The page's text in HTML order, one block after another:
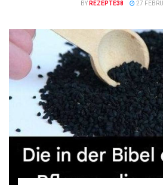
BY REZEPTE38 27